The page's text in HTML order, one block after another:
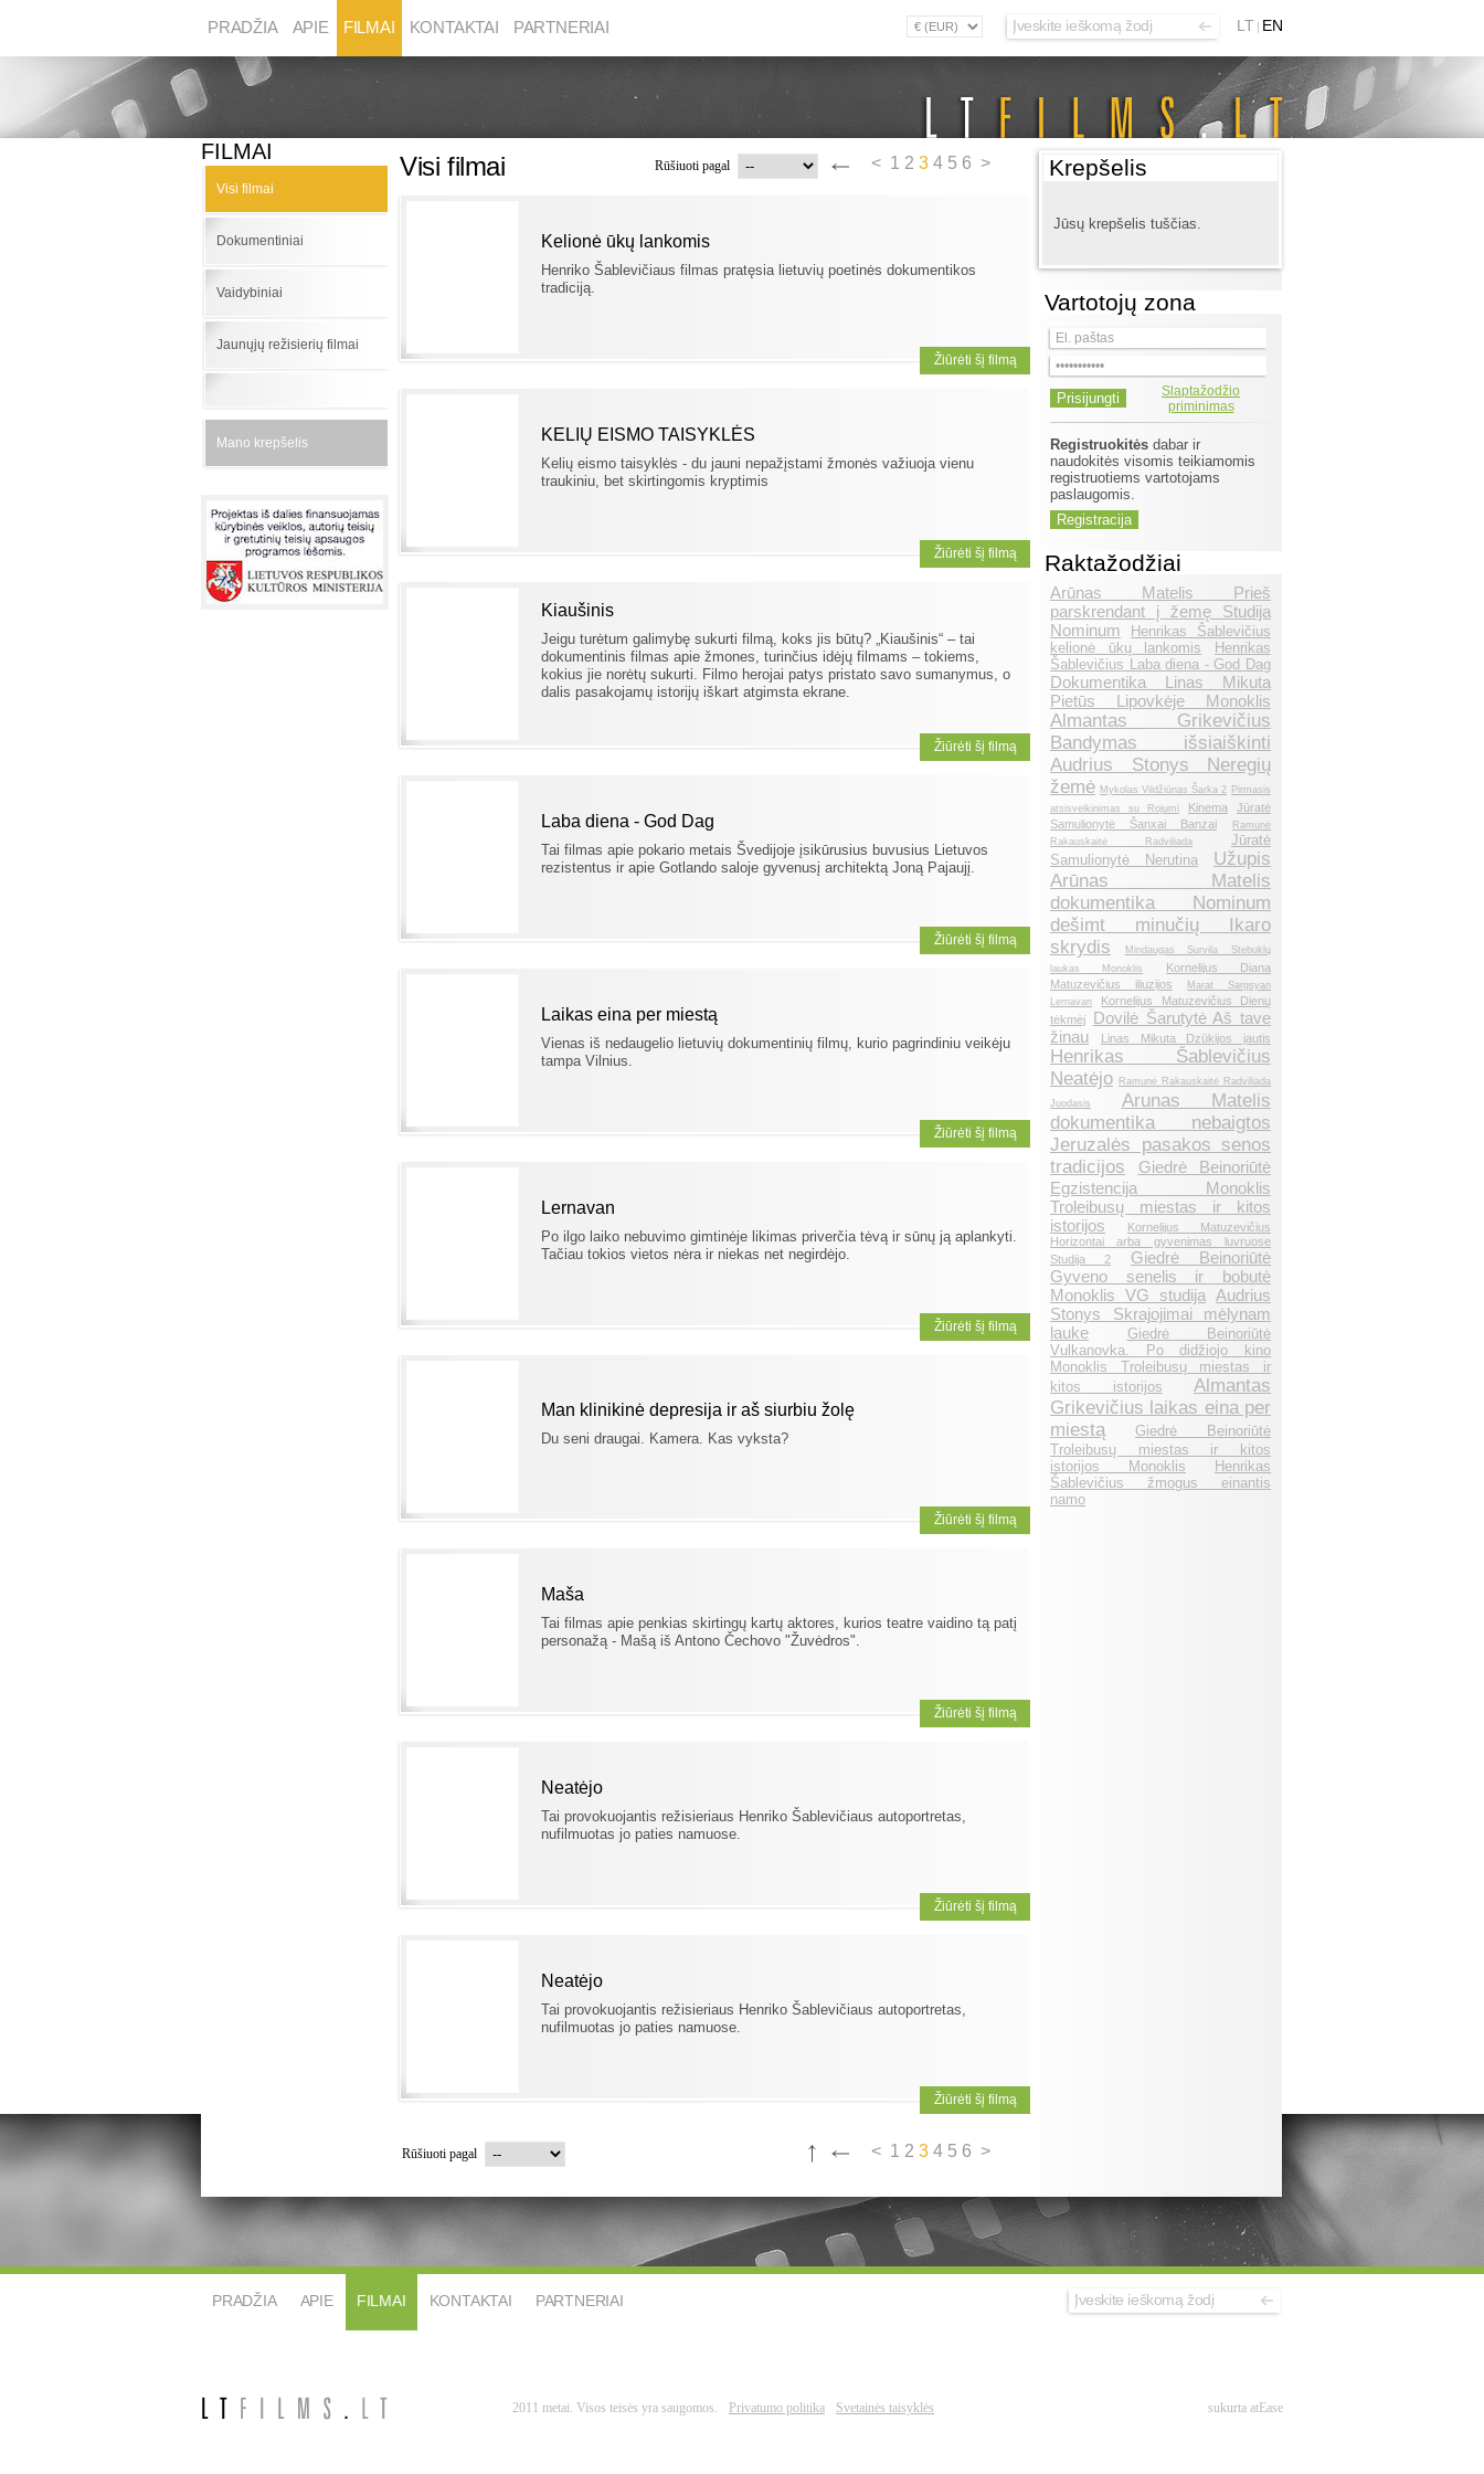
LT EN
PRADŽIA APIE FILMAI KONTAKTAI PARTNERIAI
FILMAI
Visi filmai
Dokumentiniai
Vaidybiniai
Jaunųjų režisierių filmai
Mano krepšelis
Visi filmai Rūšiuoti pagal < 1 2 3 4 5 6 >
Kelionė ūkų lankomis
Henriko Šablevičiaus filmas pratęsia lietuvių poetinės dokumentikos
tradiciją.
Žiūrėti šį filmą
KELIŲ EISMO TAISYKLĖS
Kelių eismo taisyklės - du jauni nepažįstami žmonės važiuoja vienu
traukiniu, bet skirtingomis kryptimis
Žiūrėti šį filmą
Kiaušinis
Jeigu turėtum galimybę sukurti filmą, koks jis būtų? „Kiaušinis“ – tai
dokumentinis filmas apie žmones, turinčius idėjų filmams – tokiems,
kokius jie norėtų sukurti. Filmo herojai patys pristato savo sumanymus, o
dalis pasakojamų istorijų iškart atgimsta ekrane.
Žiūrėti šį filmą
Laba diena - God Dag
Tai filmas apie pokario metais Švedijoje įsikūrusius buvusius Lietuvos
rezistentus ir apie Gotlando saloje gyvenusį architektą Joną Pajaujį.
Žiūrėti šį filmą
Laikas eina per miestą
Vienas iš nedaugelio lietuvių dokumentinių filmų, kurio pagrindiniu veikėju
tampa Vilnius.
Žiūrėti šį filmą
Lernavan
Po ilgo laiko nebuvimo gimtinėje likimas priverčia tėvą ir sūnų ją aplankyti.
Tačiau tokios vietos nėra ir niekas net negirdėjo.
Žiūrėti šį filmą
Man klinikinė depresija ir aš siurbiu žolę
Du seni draugai. Kamera. Kas vyksta?
Žiūrėti šį filmą
Maša
Tai filmas apie penkias skirtingų kartų aktores, kurios teatre vaidino tą patį
personažą - Mašą iš Antono Čechovo "Žuvėdros".
Žiūrėti šį filmą
Neatėjo
Tai provokuojantis režisieriaus Henriko Šablevičiaus autoportretas,
nufilmuotas jo paties namuose.
Žiūrėti šį filmą
Neatėjo
Tai provokuojantis režisieriaus Henriko Šablevičiaus autoportretas,
nufilmuotas jo paties namuose.
Žiūrėti šį filmą
Rūšiuoti pagal < 1 2 3 4 5 6 >
Krepšelis
Jūsų krepšelis tuščias.
Vartotojų zona
Slaptažodžio
priminimas
Registruokitės dabar ir
naudokitės visomis teikiamomis
registruotiems vartotojams
paslaugomis.
Raktažodžiai
Arūnas Matelis Prieš
parskrendant į žemę Studija
Nominum
Henrikas Šablevičius
kelionė ūkų lankomis
Henrikas
Šablevičius Laba diena - God Dag
Dokumentika Linas Mikuta
Pietūs Lipovkėje Monoklis
Almantas Grikevičius
Bandymas išsiaiškinti
Audrius Stonys Neregių
žemė Mykolas Vildžiūnas Šarka 2 Pirmasis
atsisveikinimas su Rojumi
Kinema
Jūratė
Samulionytė Šanxai Banzai
Ramunė
Rakauskaitė Radviliada
Jūratė
Samulionytė Nerutina
Užupis
Arūnas Matelis
dokumentika Nominum
dešimt minučių Ikaro
skrydis
Mindaugas Survila Stebuklų
laukas Monoklis
Kornelijus Diana
Matuzevičius iliuzijos
Marat Sargsyan
Lernavan
Kornelijus Matuzevičius Dienų
tėkmėj
Dovilė Šarutytė Aš tave
žinau
Linas Mikuta Dzūkijos jautis
Henrikas Šablevičius
Neatėjo
Ramunė Rakauskaitė Radviliada
Juodasis
Arunas Matelis
dokumentika nebaigtos
Jeruzalės pasakos senos
tradicijos
Giedrė Beinoriūtė
Egzistencija Monoklis
Troleibusų miestas ir kitos
istorijos
Kornelijus Matuzevičius
Horizontai arba gyvenimas luvruose
Studija 2
Giedrė Beinoriūtė
Gyveno senelis ir bobutė
Monoklis VG studija Audrius
Stonys Skrajojimai mėlynam
lauke
Giedrė Beinoriūtė
Vulkanovka. Po didžiojo kino
Monoklis Troleibusų miestas ir
kitos istorijos
Almantas
Grikevičius laikas eina per
miestą
Giedrė Beinoriūtė
Troleibusų miestas ir kitos
istorijos Monoklis
Henrikas
Šablevičius žmogus einantis
namo
PRADŽIA APIE FILMAI KONTAKTAI PARTNERIAI
2011 metai. Visos teisės yra saugomos. Privatumo politika Svetainės taisyklės sukurta atEase